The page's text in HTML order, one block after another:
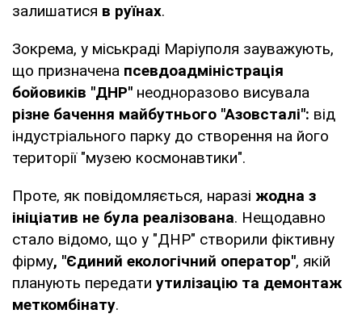
залишатися в руїнах.
Зокрема, у міськраді Маріуполя зауважують,
що призначена псевдоадміністрація
бойовиків "ДНР" неодноразово висувала
різне бачення майбутнього "Азовсталі": від
індустріального парку до створення на його
території "музею космонавтики".
Проте, як повідомляється, наразі жодна з
ініціатив не була реалізована. Нещодавно
стало відомо, що у "ДНР" створили фіктивну
фірму, "Єдиний екологічний оператор", якій
планують передати утилізацію та демонтаж
меткомбінату.